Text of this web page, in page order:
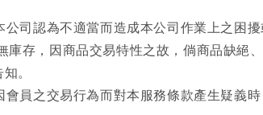
司認為不適當而造成本公司作業上之困
存，因商品交易特性之故，倘商品缺絕
。
員之交易行為而對本服務條款產生疑義時